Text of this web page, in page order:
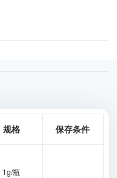
规格 保存条件
1g/瓶